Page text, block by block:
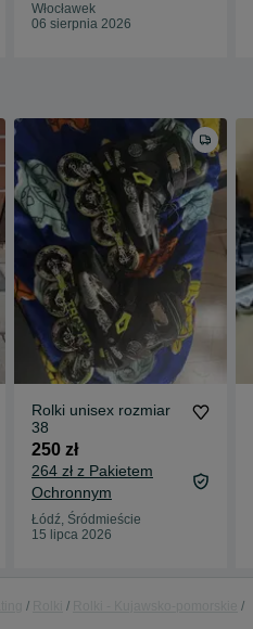
Włocławek
06 sierpnia 2026
Rolki unisex rozmiar
38
250 zł
264 zł z Pakietem
Ochronnym
Łódź, Śródmieście
15 lipca 2026